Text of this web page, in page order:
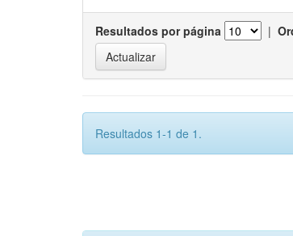
Resultados por página |
Resultados 1-1 de 1.